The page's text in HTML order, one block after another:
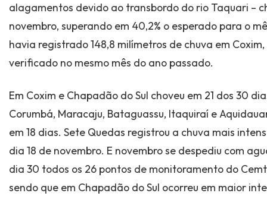
alagamentos devido ao transbordo do rio Taquari –
novembro, superando em 40,2% o esperado para o
havia registrado 148,8 milímetros de chuva em
verificado no mesmo mês do ano passado.
Em Coxim e Chapadão do Sul choveu em 21 dos 30
Corumbá, Maracaju, Bataguassu, Itaquiraí e
em 18 dias. Sete Quedas registrou a chuva mais
dia 18 de novembro. E novembro se despediu com
dia 30 todos os 26 pontos de monitoramento do
sendo que em Chapadão do Sul ocorreu em maior